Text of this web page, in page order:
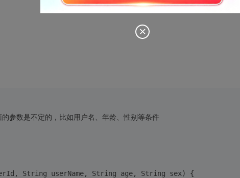
参数是不定的，比如用户名、年龄、性别等条件
String userName, String age, String sex)
{